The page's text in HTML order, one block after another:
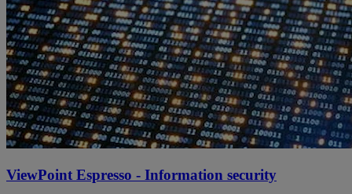
ViewPoint Espresso - Information security